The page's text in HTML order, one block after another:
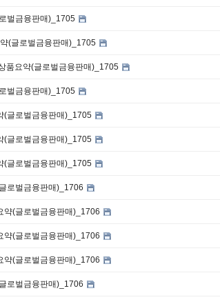
벌금융판매)_1705
(글로벌금융판매)_1705
품요약(글로벌금융판매)_1705
벌금융판매)_1705
(글로벌금융판매)_1705
(글로벌금융판매)_1705
(글로벌금융판매)_1705
로벌금융판매)_1706
약(글로벌금융판매)_1706
약(글로벌금융판매)_1706
약(글로벌금융판매)_1706
로벌금융판매)_1706